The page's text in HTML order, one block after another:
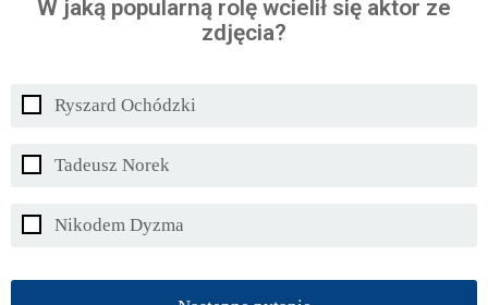
W jaką popularną rolę wcielił się aktor ze
zdjęcia?
Ryszard Ochódzki
Tadeusz Norek
Nikodem Dyzma